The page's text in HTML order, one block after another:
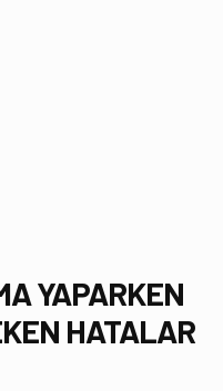
YAPARKEN
HATALAR